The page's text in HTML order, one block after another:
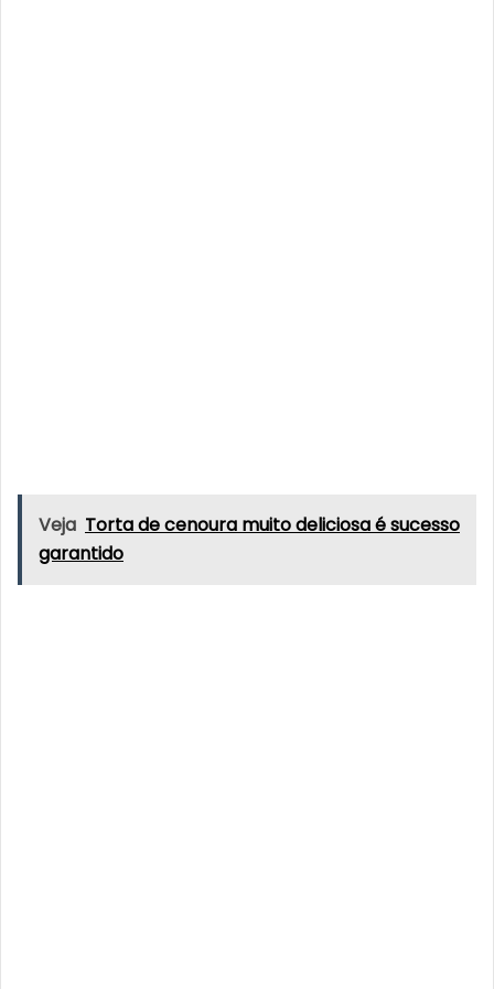
Veja Torta de cenoura muito deliciosa é sucesso
garantido